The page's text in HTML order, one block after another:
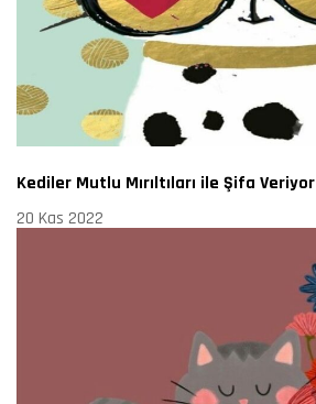
Kediler Mutlu Mırıltıları ile Şifa Veriyor
20 Kas 2022